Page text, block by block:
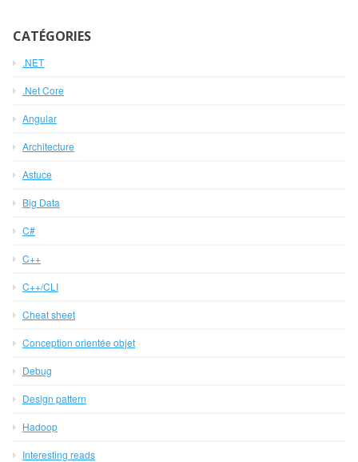
CATÉGORIES
.NET
.Net Core
Angular
Architecture
Astuce
Big Data
C#
C++
C++/CLI
Cheat sheet
Conception orientée objet
Debug
Design pattern
Hadoop
Interesting reads